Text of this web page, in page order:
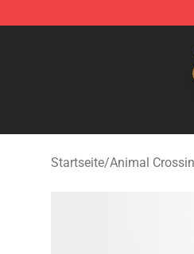
Animal Crossing Shop -
Startseite/Animal